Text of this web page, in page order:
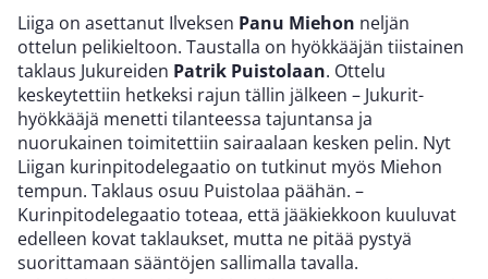
Liiga on asettanut Ilveksen Panu Miehon neljän
ottelun pelikieltoon. Taustalla on hyökkääjän tiistainen
taklaus Jukureiden Patrik Puistolaan. Ottelu
keskeytettiin hetkeksi rajun tällin jälkeen – Jukurit-
hyökkääjä menetti tilanteessa tajuntansa ja
nuorukainen toimitettiin sairaalaan kesken pelin. Nyt
Liigan kurinpitodelegaatio on tutkinut myös Miehon
tempun. Taklaus osuu Puistolaa päähän. –
Kurinpitodelegaatio toteaa, että jääkiekkoon kuuluvat
edelleen kovat taklaukset, mutta ne pitää pystyä
suorittamaan sääntöjen sallimalla tavalla.